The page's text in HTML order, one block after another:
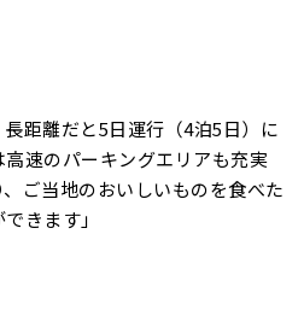
距離だと5日運行（4泊5日）に
速のパーキングエリアも充実
ご当地のおいしいものを食べた
きます」